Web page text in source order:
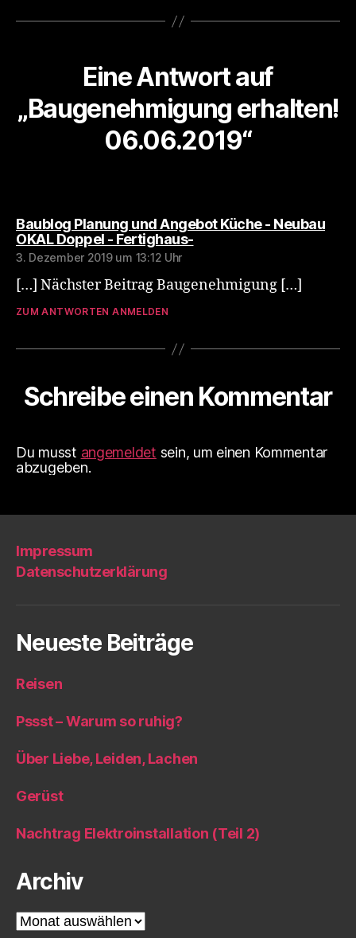
Eine Antwort auf
„Baugenehmigung erhalten!
06.06.2019“
Baublog Planung und Angebot Küche - Neubau
OKAL Doppel - Fertighaus-sagt:
3. Dezember 2019 um 13:12 Uhr
[…] Nächster Beitrag Baugenehmigung […]
ZUM ANTWORTEN ANMELDEN
Schreibe einen Kommentar
Du musst angemeldet sein, um einen Kommentar
abzugeben.
Impressum
Datenschutzerklärung
Neueste Beiträge
Reisen
Pssst – Warum so ruhig?
Über Liebe, Leiden, Lachen
Gerüst
Nachtrag Elektroinstallation (Teil 2)
Archiv
Archiv